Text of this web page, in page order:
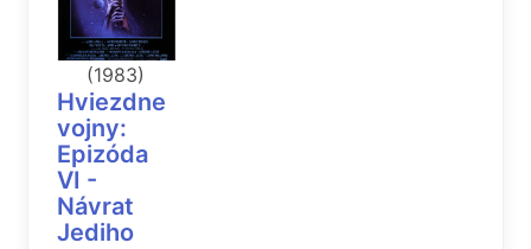
(1983)
Hviezdne
vojny:
Epizóda
VI -
Návrat
Jediho